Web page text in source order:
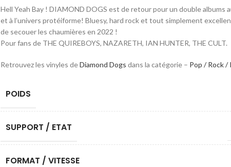
Hell Yeah Bay ! DIAMOND DOGS est de retour pour un double albums
et à l’univers protéiforme! Bluesy, hard rock et tout simplement
de secouer les chaumières en 2022 !
Pour fans de THE QUIREBOYS, NAZARETH, IAN HUNTER, THE CULT.
Retrouvez les vinyles deDiamond Dogs dans la catégorie – Pop / Rock /
POIDS
SUPPORT / ETAT
FORMAT / VITESSE